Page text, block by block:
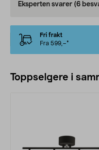
Eksperten svarer (6
Fri frakt
Fra 599,–*
Toppselgere i